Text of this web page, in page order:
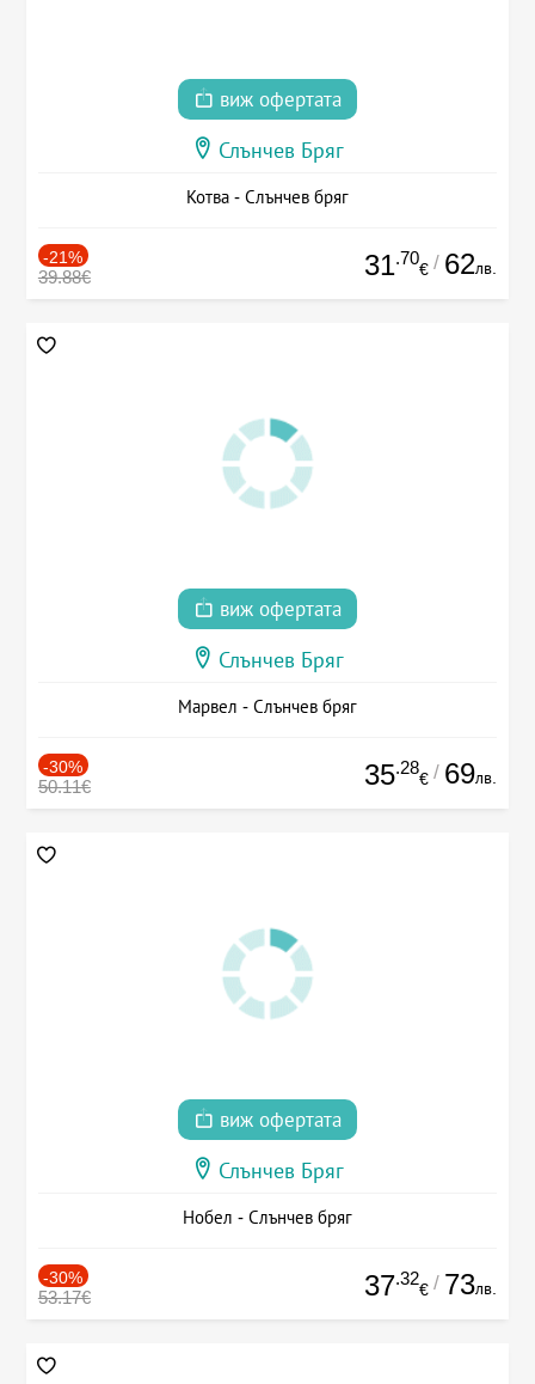
виж офертата
Слънчев Бряг
Котва - Слънчев бряг
-21%
39.88€ 31.70
€ / 62лв.
виж офертата
Слънчев Бряг
Марвел - Слънчев бряг
-30%
50.11€ 35.28
€ / 69лв.
виж офертата
Слънчев Бряг
Нобел - Слънчев бряг
-30%
53.17€ 37.32
€ / 73лв.